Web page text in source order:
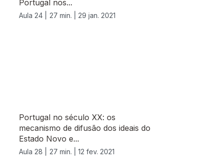
Portugal nos...
Aula 24 | 27 min. | 29 jan. 2021
Portugal no século XX: os
mecanismo de difusão dos ideais do
Estado Novo e...
Aula 28 | 27 min. | 12 fev. 2021